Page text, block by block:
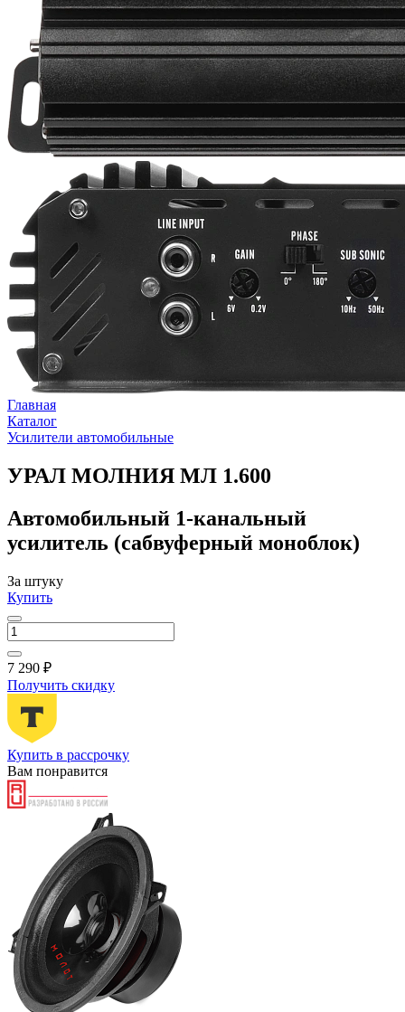
Главная
Каталог
Усилители автомобильные
УРАЛ МОЛНИЯ МЛ 1.600
Автомобильный 1-канальный
усилитель (сабвуферный моноблок)
За штуку
Купить
7 290 ₽
Получить скидку
Купить в рассрочку
Вам понравится